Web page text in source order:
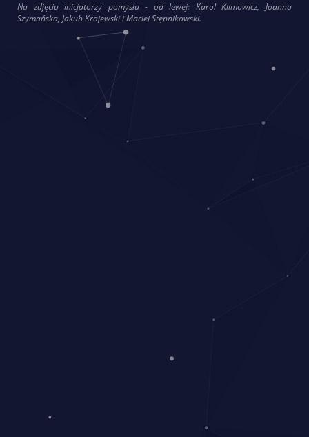
Na zdjęciu inicjatorzy pomysłu - od lewej: Karol Klimowicz, Joanna
Szymańska, Jakub Krajewski i Maciej Stępnikowski.